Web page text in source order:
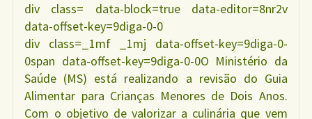
div class= data-block=true data-editor=8nr2v
data-offset-key=9diga-0-0
div class=_1mf _1mj data-offset-key=9diga-0-
0span data-offset-key=9diga-0-0O Ministério da
Saúde (MS) está realizando a revisão do Guia
Alimentar para Crianças Menores de Dois Anos.
Com o objetivo de valorizar a culinária que vem